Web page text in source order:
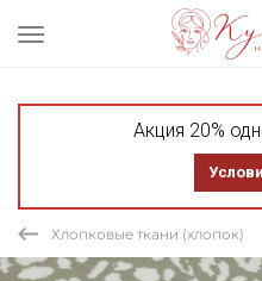
Акция 20%
Хлопковые ткани (хлопок)